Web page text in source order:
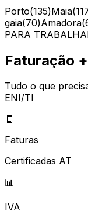
Porto(135)Maia(
gaia(70)Amadora(
PARA
Faturação
Tudo o que
ENI/TI
🧾
Faturas
Certificadas AT
📊
IVA